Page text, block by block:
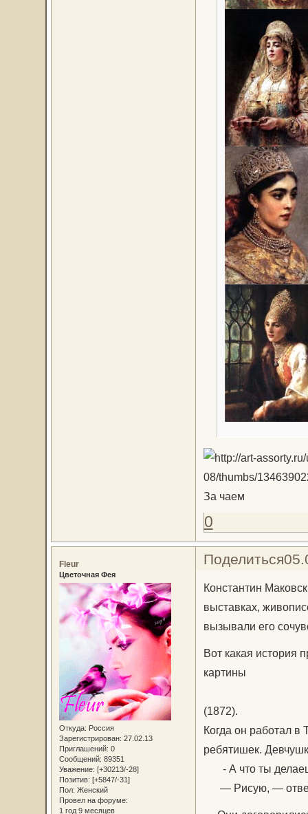
За чаем
0
Поделиться
Fleur
Цветочная Фея
Откуда: Россия
Зарегистрирован: 27.02.13
Приглашений: 0
Сообщений: 89351
Уважение: [+30213/-28]
Позитив: [+5847/-31]
Пол: Женский
Провел на форуме:
1 год 9 месяцев
Константин
выставках,
вызывали его
Вот какая история
картины
(1872).
Когда он работал в
ребятишек.
- А что ты
— Рисую, —